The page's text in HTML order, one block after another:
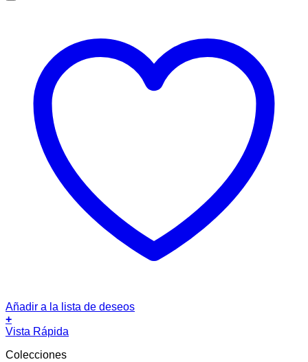
Añadir a la lista de deseos
+
Este
tiene
Vista Rápida
Colecciones